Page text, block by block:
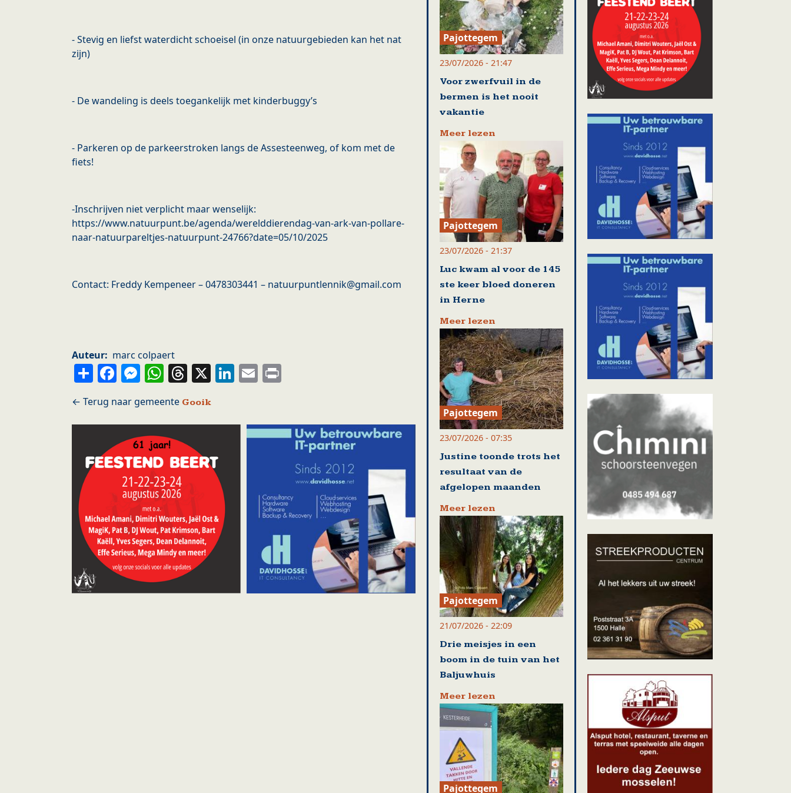
- Stevig en liefst waterdicht schoeisel (in onze natuurgebieden kan het nat
zijn)
- De wandeling is deels toegankelijk met kinderbuggy’s
- Parkeren op de parkeerstroken langs de Assesteenweg, of kom met de
fiets!
-Inschrijven niet verplicht maar wenselijk:
https://www.natuurpunt.be/agenda/werelddierendag-van-ark-van-pollare-
naar-natuurpareltjes-natuurpunt-24766?date=05/10/2025
Contact: Freddy Kempeneer – 0478303441 – natuurpuntlennik@gmail.com
Auteur marc colpaert
ShareFacebook
Messenger
WhatsApp
Threads
X LinkedIn
Email
Gooik
Pajottegem
23/07/2026 - 21:47
Voor zwerfvuil in de
bermen is het nooit
vakantie
Meer lezen
Pajottegem
23/07/2026 - 21:37
Luc kwam al voor de 145
ste keer bloed doneren
in Herne
Meer lezen
Pajottegem
23/07/2026 - 07:35
Justine toonde trots het
resultaat van de
afgelopen maanden
Meer lezen
Pajottegem
21/07/2026 - 22:09
Drie meisjes in een
boom in de tuin van het
Baljuwhuis
Meer lezen
Pajottegem